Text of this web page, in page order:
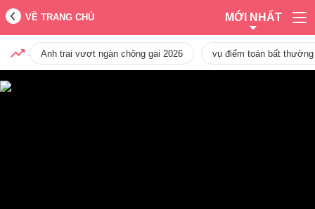
VỀ TRANG CHỦ MỚI NHẤT
Anh trai vượt ngàn chông gai 2026 vụ điểm toán bất